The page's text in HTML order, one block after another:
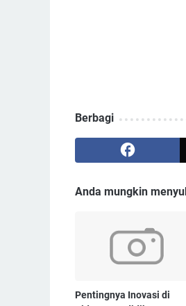
Berbagi
Anda mungkin
Pentingnya Inovasi di